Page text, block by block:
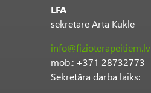
LFA
sekretāre Arta Kukle
info@fizioterapeitiem.lv
mob.: +371 28732773
Sekretāra darba laiks: